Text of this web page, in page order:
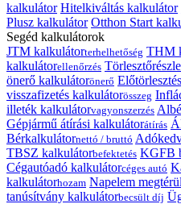
kalkulátor Hitelkiváltás kalkulátor
Plusz kalkulátor Otthon Start
Segéd kalkulátorok
JTM kalkulátorterhelhetőség THM
kalkulátorellenőrzés
önerő kalkulátorönerő
visszafizetés kalkulátorösszeg
illeték kalkulátorvagyonszerzés
Gépjármű átírási kalkulátorátírás
Bérkalkulátornettó / bruttó
TBSZ kalkulátorbefektetés KGFB
Cégautóadó kalkulátorcéges autó
kalkulátorhozam Napelem
tanúsítvány kalkulátorbecsült díj